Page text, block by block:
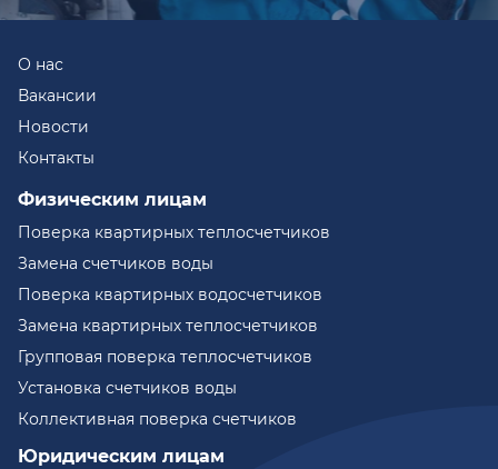
О нас
Вакансии
Новости
Контакты
Физическим лицам
Поверка квартирных теплосчетчиков
Замена счетчиков воды
Поверка квартирных водосчетчиков
Замена квартирных теплосчетчиков
Групповая поверка теплосчетчиков
Установка счетчиков воды
Коллективная поверка счетчиков
Юридическим лицам